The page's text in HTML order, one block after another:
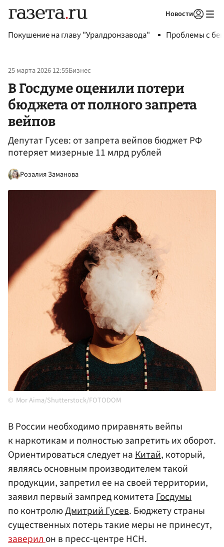
Новости
Покушение на главу "Уралдронзавода" Проблемы с
25 марта 2026 12:55Бизнес
В Госдуме оценили потери
бюджета от полного запрета
вейпов
Депутат Гусев: от запрета вейпов бюджет РФ
потеряет мизерные 11 млрд рублей
Розалия Заманова
Mor Aima/Shutterstock/FOTODOM
В России необходимо приравнять вейпы
к наркотикам и полностью запретить их оборот.
Ориентироваться следует наКитай, который,
являясь основным производителем такой
продукции, запретил ее на своей территории,
заявил первый зампред комитетаГосдумы
по контролюДмитрий Гусев. Бюджету страны
существенных потерь такие меры не принесут,
заверилон в пресс-центре НСН.